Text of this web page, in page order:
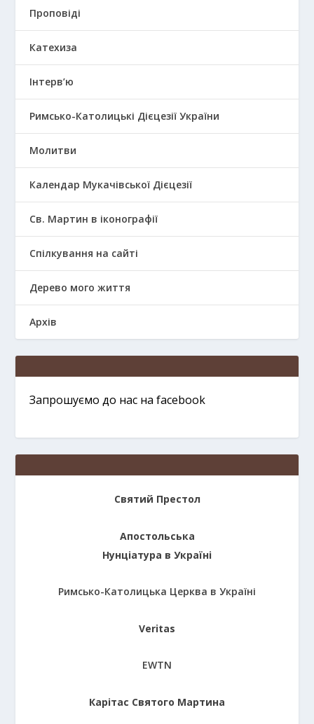
Проповіді
Катехиза
Інтерв’ю
Римсько-Католицькі Дієцезії України
Молитви
Календар Мукачівської Дієцезії
Св. Мартин в іконографії
Спілкування на сайті
Дерево мого життя
Архів
Запрошуємо до нас на facebook
Святий Престол
Апостольська
Нунціатура в Україні
Римсько-Католицька Церква в Україні
Veritas
EWTN
Карітас Святого Мартина